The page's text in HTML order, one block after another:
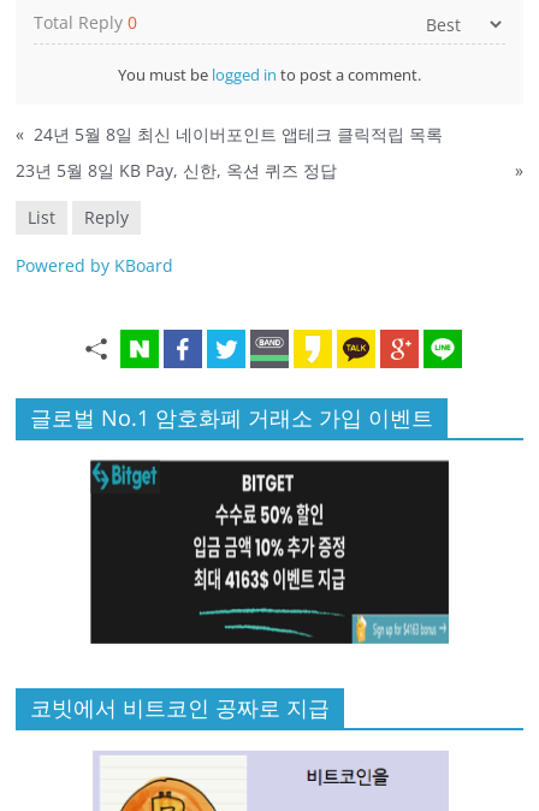
Total Reply0
You must be logged in to post a comment.
« 24년 5월 8일 최신 네이버포인트 앱테크 클릭적립 목록
23년 5월 8일 KB Pay, 신한, 옥션 퀴즈 정답
»
List Reply
Powered by KBoard
글로벌 No.1 암호화폐 거래소 가입 이벤트
코빗에서 비트코인 공짜로 지급